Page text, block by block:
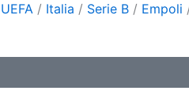
UEFA / Italia / Serie B / Empoli